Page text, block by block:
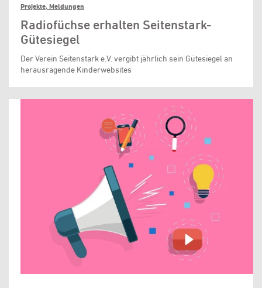
Projekte, Meldungen
Radiofüchse erhalten Seitenstark-
Gütesiegel
Der Verein Seitenstark e.V. vergibt jährlich sein Gütesiegel an
herausragende Kinderwebsites